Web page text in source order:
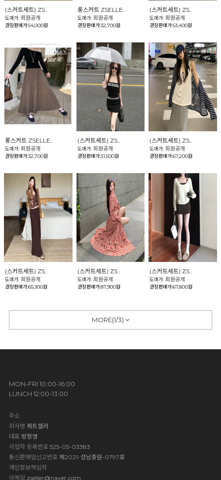
(스커트세트) ZS..
도매가: 회원공개
권장판매가:54,000원
롱스커트 ZSELLE..
도매가: 회원공개
권장판매가:32,700원
(스커트세트) ZS..
도매가:회원공개
권장판매가:53,400원
롱스커트 ZSELLE..
도매가: 회원공개
권장판매가:32,700원
(스커트세트) ZS..
도매가: 회원공개
권장판매가:31,500원
(스커트세트) ZS..
도매가:회원공개
권장판매가:67,200원
(스커트세트) ZS..
도매가: 회원공개
권장판매가:65,300원
(스커트세트) ZS..
도매가: 회원공개
권장판매가:87,900원
(스커트세트) ZS..
도매가:회원공개
권장판매가:67,800원
MORE(1/3)
MON-FRI 10:00-16:00
LUNCH 12:00-13:00
주소
회사명 제트셀러
대표방정영
사업자 등록번호 525-05-03383
통신판매업신고번호 제2021-성남중원-0797호
개인정보책임자
이메일 zseller@naver.com